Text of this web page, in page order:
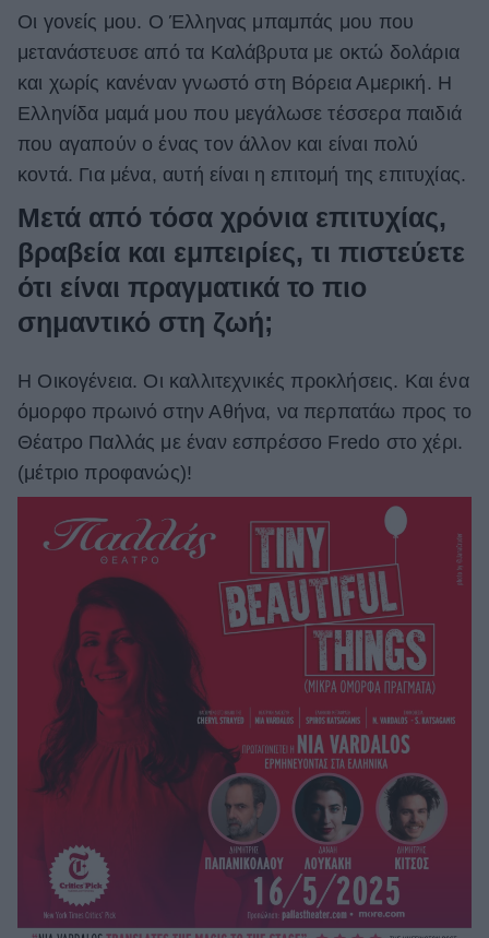
Οι γονείς μου. Ο Έλληνας μπαμπάς μου που
μετανάστευσε από τα Καλάβρυτα με οκτώ δολάρια
και χωρίς κανέναν γνωστό στη Βόρεια Αμερική. Η
Ελληνίδα μαμά μου που μεγάλωσε τέσσερα παιδιά
που αγαπούν ο ένας τον άλλον και είναι πολύ
κοντά. Για μένα, αυτή είναι η επιτομή της επιτυχίας.
Μετά από τόσα χρόνια επιτυχίας,
βραβεία και εμπειρίες, τι πιστεύετε
ότι είναι πραγματικά το πιο
σημαντικό στη ζωή;
Η Οικογένεια. Οι καλλιτεχνικές προκλήσεις. Και ένα
όμορφο πρωινό στην Αθήνα, να περπατάω προς το
Θέατρο Παλλάς με έναν εσπρέσσο Fredo στο χέρι.
(μέτριο προφανώς)!